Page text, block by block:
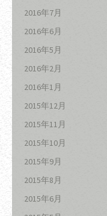
2016年7月
2016年6月
2016年5月
2016年2月
2016年1月
2015年12月
2015年11月
2015年10月
2015年9月
2015年8月
2015年6月